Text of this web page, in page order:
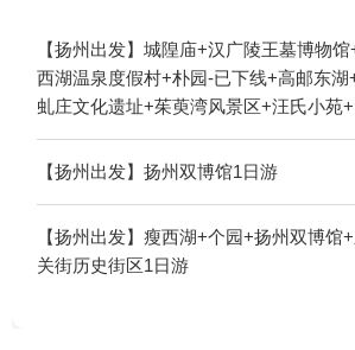
【扬州出发】城隍庙+汉广陵王墓博物馆
西湖温泉度假村+朴园-已下线+高邮东湖
虬庄文化遗址+茱萸湾风景区+汪氏小苑+
城遗址+观音山+瘦西湖+仙鹤寺+扬州古
+个园+凤凰岛生态旅游区+马可波罗纪念
山体育公园+宝应湖国家湿地公园+京华
+周恩来童年读书旧址+镇国寺+朴园+宁
【扬州出发】扬州双博馆1日游
【扬州出发】瘦西湖+个园+扬州双博馆
关街历史街区1日游